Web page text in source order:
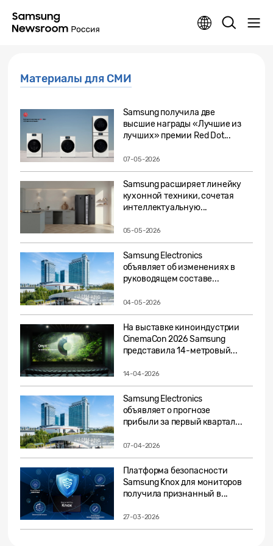
Материалы для СМИ
Samsung получила две
высшие награды «Лучшие из
лучших» премии Red Dot...
07-05-2026
Samsung расширяет линейку
кухонной техники, сочетая
интеллектуальную...
05-05-2026
Samsung Electronics
объявляет об изменениях в
руководящем составе...
04-05-2026
На выставке киноиндустрии
CinemaCon 2026 Samsung
представила 14-метровый...
14-04-2026
Samsung Electronics
объявляет о прогнозе
прибыли за первый квартал...
07-04-2026
Платформа безопасности
Samsung Knox для мониторов
получила признанный в...
27-03-2026